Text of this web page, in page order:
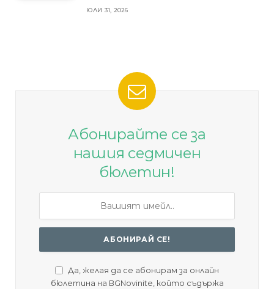
ЮЛИ 31, 2026
Абонирайте се за
нашия седмичен
бюлетин!
Да, желая да се абонирам за онлайн
бюлетина на BGNovinite, който съдържа